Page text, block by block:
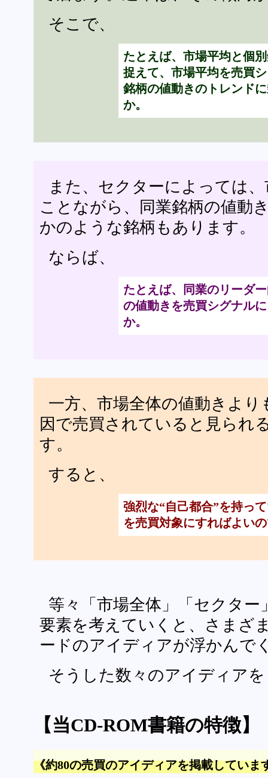
そこで、
たとえば、市場平均と個
捉えて、市場平均を売買
銘柄の値動きのトレンド
か。
また、セクターによっては
ことながら、同業銘柄の値動
かのような銘柄もあります。
ならば、
たとえば、同業のリーダ
の値動きを売買シグナル
か。
一方、市場全体の値動きよ
因で売買されていると見られ
す。
すると、
強烈な“自己都合”を持っ
を売買対象にすればよい
等々「市場全体」「セクター
要素を考えていくと、さまざ
ードのアイディアが浮かんで
そうした数々のアイディア
【当CD-ROM書籍の特徴】
《約80の売買のアイディアを掲載していま